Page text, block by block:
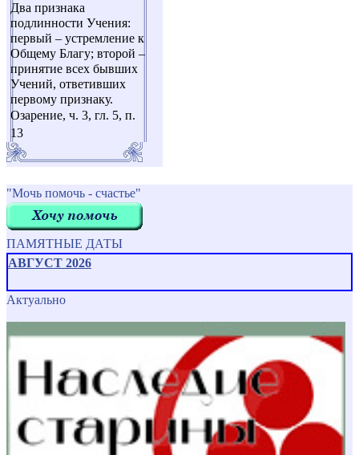
Два признака
подлинности Учения:
первый – устремление к
Общему Благу; второй –
принятие всех бывших
Учений, ответивших
первому признаку.
Озарение, ч. 3, гл. 5, п.
13
"Мочь помочь - счастье"
ПАМЯТНЫЕ ДАТЫ
АВГУСТ 2026
Актуально